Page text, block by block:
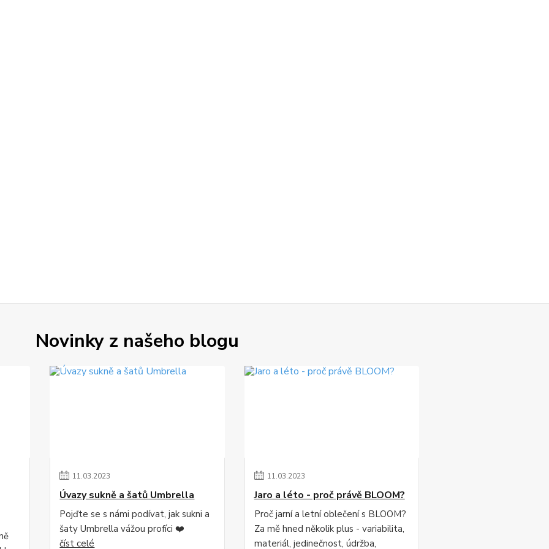
Novinky z našeho blogu
11.03.2023
Úvazy sukně a šatů Umbrella
Pojďte se s námi podívat, jak sukni a
šaty Umbrella vážou profíci ❤️
číst celé
11.03.2023
Jaro a léto - proč právě BLOOM?
Proč jarní a letní oblečení s BLOOM?
Za mě hned několik plus - variabilita,
materiál, jedinečnost, údržba,